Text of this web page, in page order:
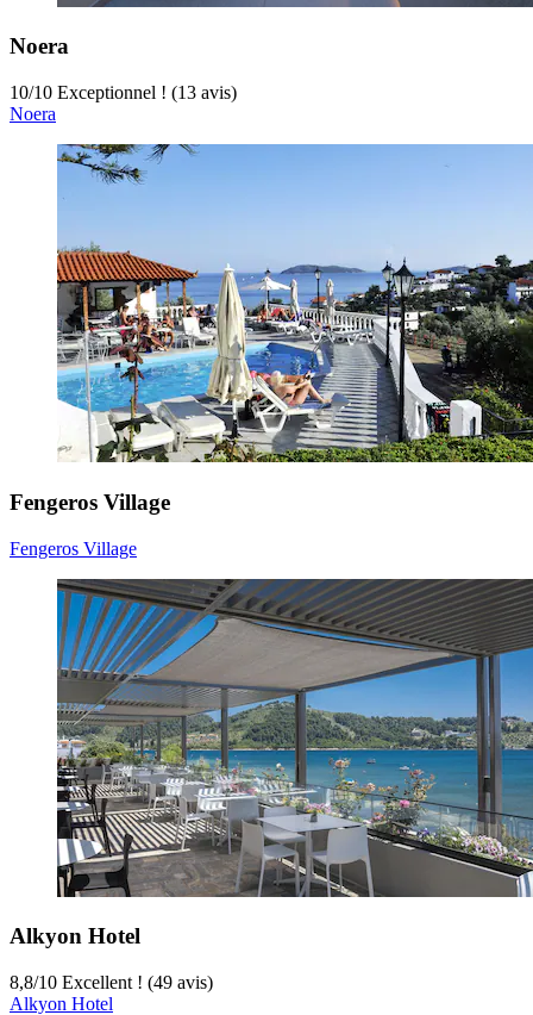
Noera
10/10 Exceptionnel ! (13 avis)
Noera
Fengeros Village
Fengeros Village
Alkyon Hotel
8,8/10 Excellent ! (49 avis)
Alkyon Hotel